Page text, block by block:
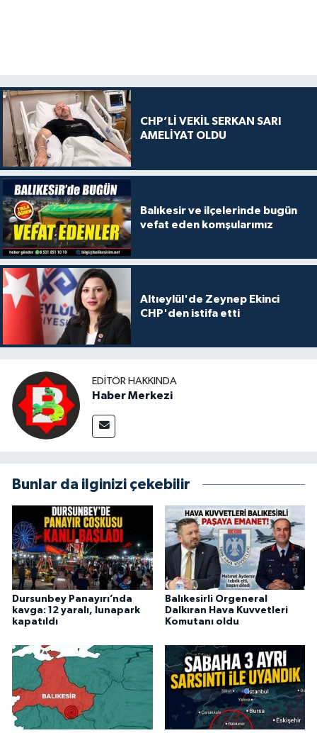
CHP’Lİ VEKİL SERKAN SARI
AMELİYAT OLDU
Balıkesir ve ilçelerinde bugün
vefat eden komşularımız
Altıeylül'de Zeynep Ekinci
CHP'den istifa etti
EDITÖR HAKKINDA
Haber Merkezi
Bunlar da ilginizi çekebilir
Dursunbey Panayırı’nda
kavga: 12 yaralı, lunapark
kapatıldı
Balıkesirli Orgeneral
Dalkıran Hava Kuvvetleri
Komutanı oldu